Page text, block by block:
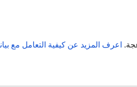
اعرف المزيد عن كيفية التعامل مع